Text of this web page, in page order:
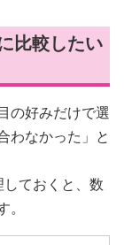
比較したい
の好みだけで選
わなかった」と
ておくと、数